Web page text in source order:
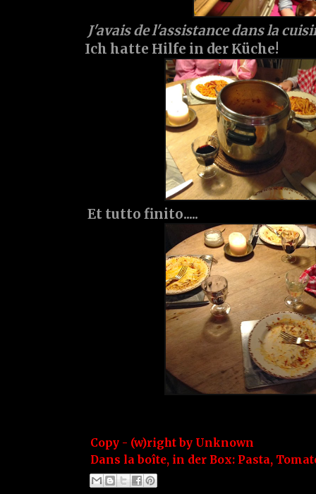
J'avais de l'assistance dans la
Ich hatte Hilfe in der Küche!
Et tutto finito.....
Copy - (w)right by Unknown
Dans la boîte, in der Box: Pasta,